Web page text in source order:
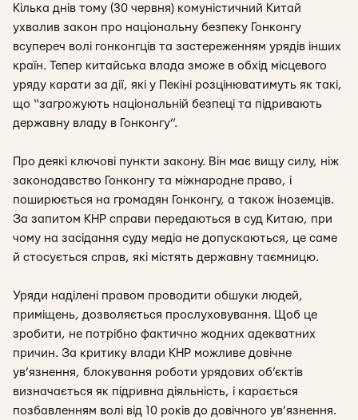
Кілька днів тому (30 червня) комуністичний Китай
ухвалив закон про національну безпеку Гонконгу
всупереч волі гонконгців та застереженням урядів інших
країн. Тепер китайська влада зможе в обхід місцевого
уряду карати за дії, які у Пекіні розцінюватимуть як такі,
що “загрожують національній безпеці та підривають
державну владу в Гонконгу”.
Про деякі ключові пункти закону. Він має вищу силу, ніж
законодавство Гонконгу та міжнародне право, і
поширюється на громадян Гонконгу, а також іноземців.
За запитом КНР справи передаються в суд Китаю, при
чому на засідання суду медіа не допускаються, це саме
й стосується справ, які містять державну таємницю.
Уряди наділені правом проводити обшуки людей,
приміщень, дозволяється прослуховування. Щоб це
зробити, не потрібно фактично жодних адекватних
причин. За критику влади КНР можливе довічне
ув’язнення, блокування роботи урядових об’єктів
визначається як підривна діяльність, і карається
позбавленням волі від 10 років до довічного ув’язнення.